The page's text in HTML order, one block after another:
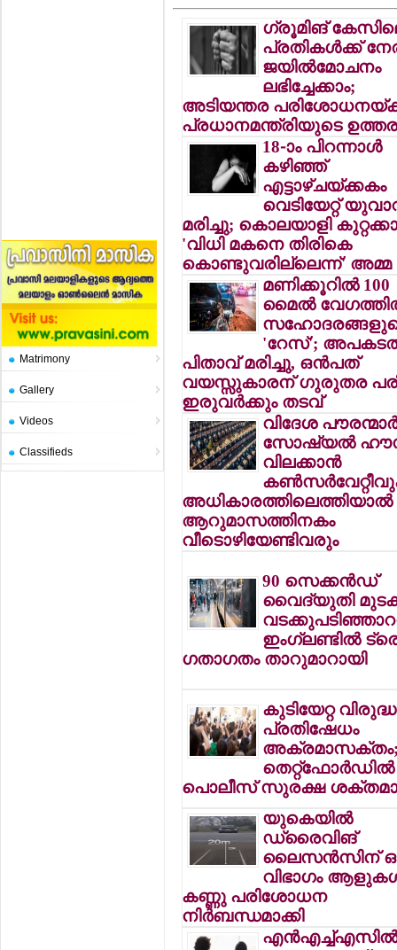
Matrimony
Gallery
Videos
Classifieds
ഗ്രൂമിങ്
പ്രതികള്‍ക്ക്
ജയില്‍മോചനം
ലഭിച്ചേക്കാം;
അടിയന്തര
പ്രധാനമന്ത്രിയുടെ
18-ാം പിറന്നാള്‍
കഴിഞ്ഞ്
എട്ടാഴ്ചയ്ക്കകം
വെടിയേറ്റ്
മരിച്ചു; കൊലയാളി
'വിധി മകനെ തിരികെ
കൊണ്ടുവരില്ലെന്ന്' അമ്മ
മണിക്കൂറില്‍ 100
മൈല്‍
'റേസ്';
പിതാവ് മരിച്ചു, ഒന്‍പത്
വയസ്സുകാരന് ഗുരുതര
ഇരുവര്‍ക്കും തടവ്
വിദേശ
സോഷ്യല്‍
വിലക്കാന്‍
അധികാരത്തിലെത്തിയാല്‍
ആറുമാസത്തിനകം
വീടൊഴിയേണ്ടിവരും
90 സെക്കന്‍ഡ്
വൈദ്യുതി
ഇംഗ്ലണ്ടില്‍
ഗതാഗതം താറുമാറായി
കുടിയേറ്റ വിരുദ്ധ
പ്രതിഷേധം
തെറ്റ്ഫോര്‍ഡില്‍
പൊലീസ് സുരക്ഷ
യുകെയില്‍
ഡ്രൈവിങ്
ലൈസന്‍സിന്
വിഭാഗം
കണ്ണു പരിശോധന
നിര്‍ബന്ധമാക്കി